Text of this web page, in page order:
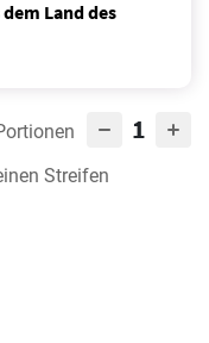
Land des
1
Streifen